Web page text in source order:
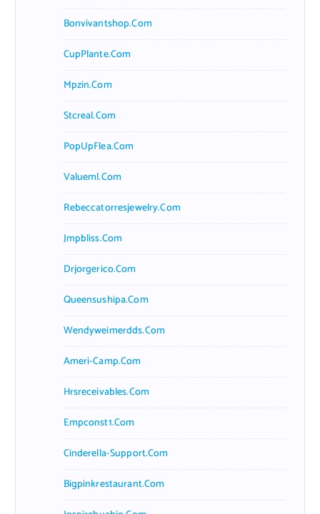
Bonvivantshop.com
CupPlante.com
Mpzin.com
Stcreal.com
PopUpFlea.com
Valueml.com
Rebeccatorresjewelry.com
Jmpbliss.com
Drjorgerico.com
Queensushipa.com
Wendyweimerdds.com
Ameri-Camp.com
Hrsreceivables.com
Empconst1.com
Cinderella-Support.com
Bigpinkrestaurant.com